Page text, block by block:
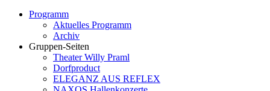
Programm
Aktuelles Programm
Archiv
Gruppen-Seiten
Theater Willy Praml
Dorfproduct
ELEGANZ AUS REFLEX